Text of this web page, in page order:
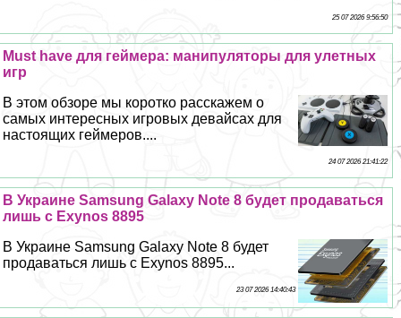
25 07 2026 9:56:50
Must have для гeймера: манипуляторы для улетных
игр
В этом обзоре мы коротко расскажем о
самых интересных игровых девайсах для
настоящих гeймеров....
24 07 2026 21:41:22
В Украине Samsung Galaxy Note 8 будет продаваться
лишь с Exynos 8895
В Украине Samsung Galaxy Note 8 будет
продаваться лишь с Exynos 8895...
23 07 2026 14:40:43